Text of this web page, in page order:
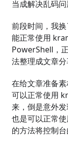
当成解决乱码问
前段时间，我
能正常使用
PowerShell，
法整理成文章分
在给文章准备
可以正常使用
来，倒是意外
也是可以正常
的方法将控制台